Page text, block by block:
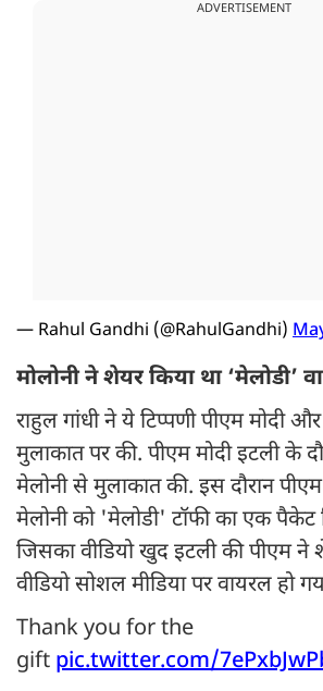
ADVERTISEMENT
— Rahul Gandhi (@RahulGandhi)
मोलोनी ने शेयर किया था ‘मेलोडी’
राहुल गांधी ने ये टिप्पणी पीएम मोदी
मुलाकात पर की. पीएम मोदी इटली के
मेलोनी से मुलाकात की. इस दौरान पीएम
मेलोनी को 'मेलोडी' टॉफी का एक पैकेट
जिसका वीडियो खुद इटली की पीएम ने
वीडियो सोशल मीडिया पर वायरल हो
Thank you for the
gift pic.twitter.com/